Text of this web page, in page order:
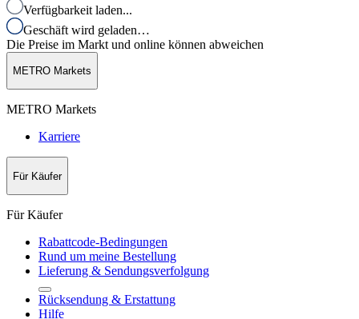
Verfügbarkeit laden...
Geschäft wird geladen…
Die Preise im Markt und online können abweichen
METRO Markets
METRO Markets
Karriere
Für Käufer
Für Käufer
Rabattcode-Bedingungen
Rund um meine Bestellung
Lieferung & Sendungsverfolgung
Rücksendung & Erstattung
Hilfe